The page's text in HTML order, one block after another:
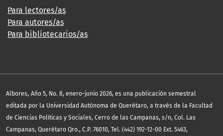
Para lectores/as
Para autores/as
Para bibliotecarios/as
Albores, Año 5, No. 8, enero-junio 2026, es una publicación semestral
editada por la Universidad Autónoma de Querétaro, a través de la Facultad
de Ciencias Políticas y Sociales, Cerro de las Campanas, s/n, Col. Las
Campanas, Querétaro Qro., C.P. 76010, Tel. (442) 192-12-00 Ext. 5463,